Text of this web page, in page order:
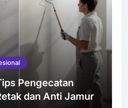
Pengecatan
dan Anti Jamur